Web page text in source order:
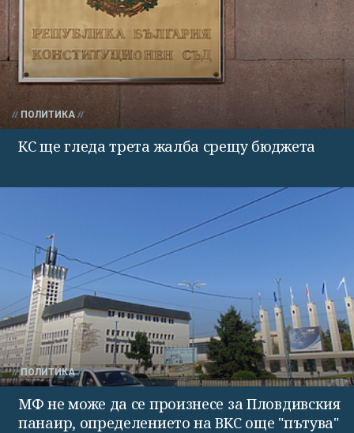
ПОЛИТИКА
КС ще гледа трета жалба срещу бюджета
ПОЛИТИКА
МФ не може да се произнесе за Пловдивския
панаир, определението на ВКС още "пътува"